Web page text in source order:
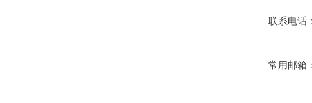
联系电话
常用邮箱